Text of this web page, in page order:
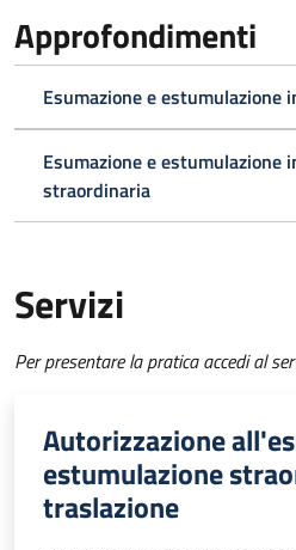
Approfondimenti
Esumazione e estumulazione
Esumazione e estumulazione
straordinaria
Servizi
Per presentare la pratica accedi al
Autorizzazione
estumulazione
traslazione